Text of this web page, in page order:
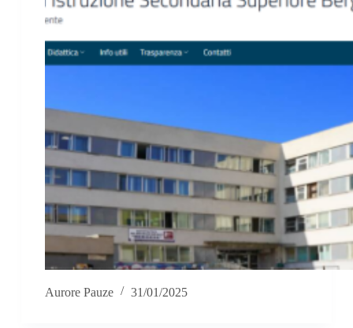
Aurore Pauze 31/01/2025